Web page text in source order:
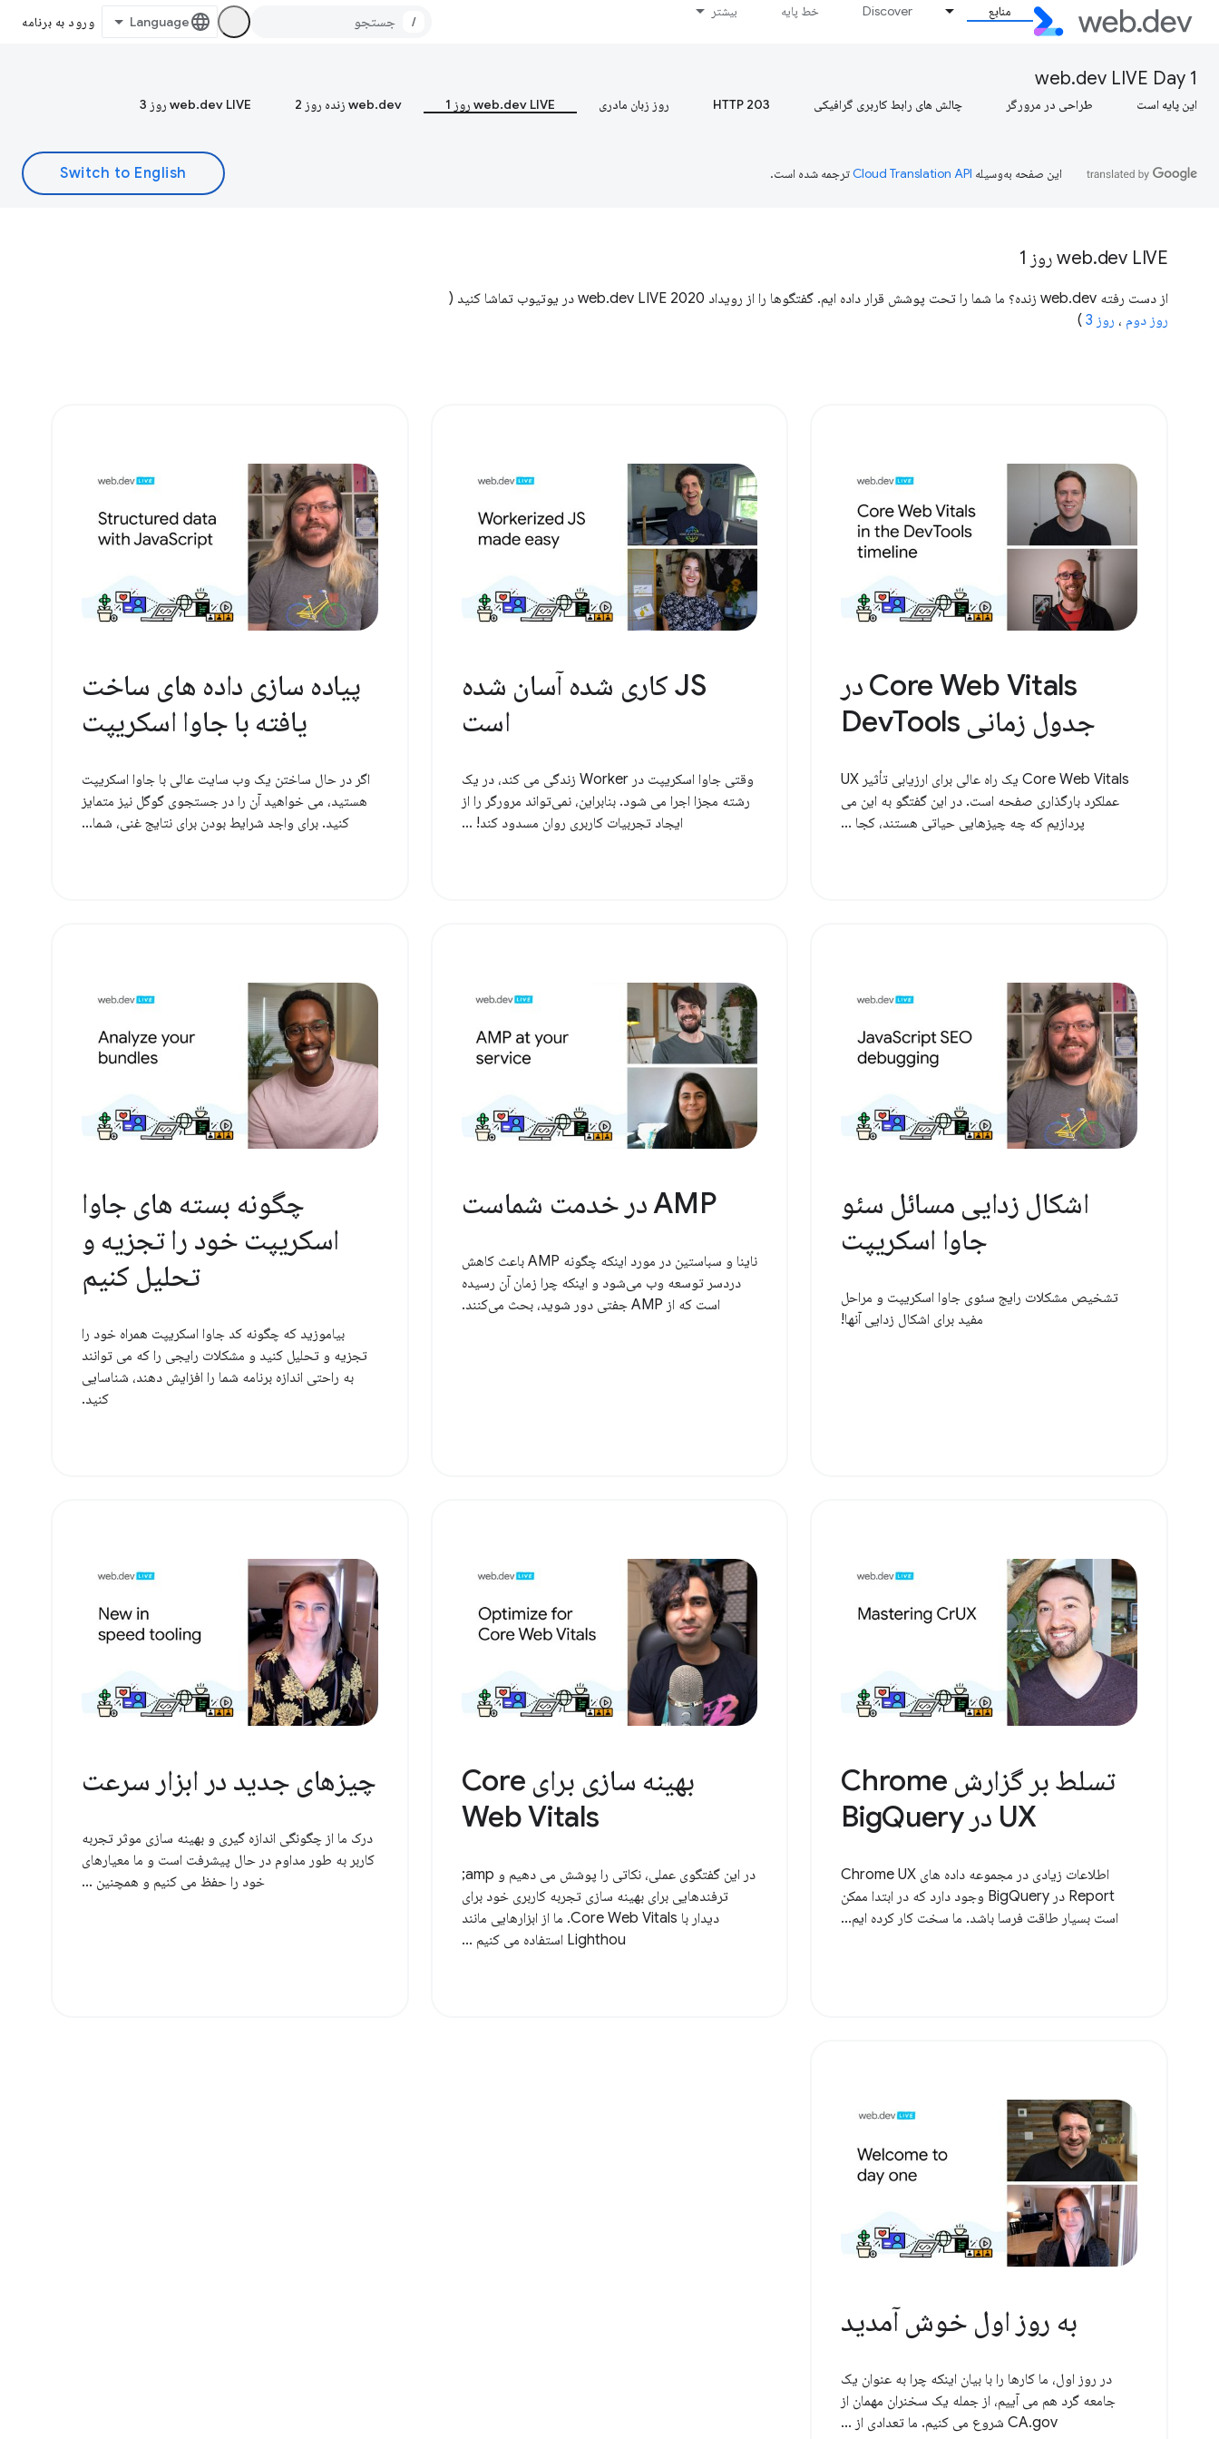
منابع Discover خط پایه بیشتر
/ ورود به برنامه
web.dev LIVE Day 1
این پایه است طراحی در مرورگر چالش های رابط کاربری گرافیکی HTTP 203 روز زبان مادری web.dev LIVE روز 1 web.dev زنده روز 2 web.dev LIVE روز 3
این صفحه به‌وسیله ترجمه شده است.
web.dev LIVE روز 1
از دست رفته web.dev زنده؟ ما شما را تحت پوشش قرار داده ایم. گفتگوها را از رویداد web.dev LIVE 2020 در یوتیوب تماشا کنید (
روز دوم ، روز 3 )
Core Web Vitals در
جدول زمانی DevTools
Core Web Vitals یک راه عالی برای ارزیابی تأثیر UX
عملکرد بارگذاری صفحه است. در این گفتگو به این می
پردازیم که چه چیزهایی حیاتی هستند، کجا ...
JS کاری شده آسان شده
است
وقتی جاوا اسکریپت در Worker زندگی می کند، در یک
رشته مجزا اجرا می شود. بنابراین، نمی‌تواند مرورگر را از
ایجاد تجربیات کاربری روان مسدود کند! ...
پیاده سازی داده های ساخت
یافته با جاوا اسکریپت
اگر در حال ساختن یک وب سایت عالی با جاوا اسکریپت
هستید، می خواهید آن را در جستجوی گوگل نیز متمایز
کنید. برای واجد شرایط بودن برای نتایج غنی، شما...
اشکال زدایی مسائل سئو
جاوا اسکریپت
تشخیص مشکلات رایج سئوی جاوا اسکریپت و مراحل
مفید برای اشکال زدایی آنها!
AMP در خدمت شماست
ناینا و سباستین در مورد اینکه چگونه AMP باعث کاهش
دردسر توسعه وب می‌شود و اینکه چرا زمان آن رسیده
است که از AMP جفتی دور شوید، بحث می‌کنند.
چگونه بسته های جاوا
اسکریپت خود را تجزیه و
تحلیل کنیم
بیاموزید که چگونه کد جاوا اسکریپت همراه خود را
تجزیه و تحلیل کنید و مشکلات رایجی را که می توانند
به راحتی اندازه برنامه شما را افزایش دهند، شناسایی
کنید.
تسلط بر گزارش Chrome
UX در BigQuery
اطلاعات زیادی در مجموعه داده های Chrome UX
Report در BigQuery وجود دارد که در ابتدا ممکن
است بسیار طاقت فرسا باشد. ما سخت کار کرده ایم...
بهینه سازی برای Core
Web Vitals
در این گفتگوی عملی، نکاتی را پوشش می دهیم و amp;
ترفندهایی برای بهینه سازی تجربه کاربری خود برای
دیدار با Core Web Vitals. ما از ابزارهایی مانند
Lighthou استفاده می کنیم ...
چیزهای جدید در ابزار سرعت
درک ما از چگونگی اندازه گیری و بهینه سازی موثر تجربه
کاربر به طور مداوم در حال پیشرفت است و ما معیارهای
خود را حفظ می کنیم و همچنین ...
به روز اول خوش آمدید
در روز اول، ما کارها را با بیان اینکه چرا به عنوان یک
جامعه گرد هم می آییم، از جمله یک سخنران مهمان از
CA.gov شروع می کنیم. ما تعدادی از ...